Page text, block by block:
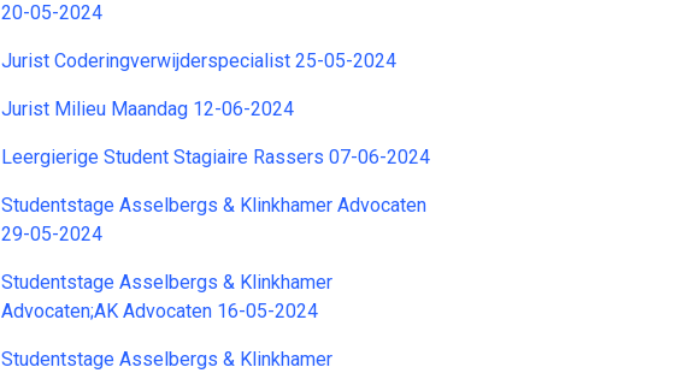
20-05-2024
Jurist Coderingverwijderspecialist 25-05-2024
Jurist Milieu Maandag 12-06-2024
Leergierige Student Stagiaire Rassers 07-06-2024
Studentstage Asselbergs & Klinkhamer Advocaten
29-05-2024
Studentstage Asselbergs & Klinkhamer
Advocaten;AK Advocaten 16-05-2024
Studentstage Asselbergs & Klinkhamer